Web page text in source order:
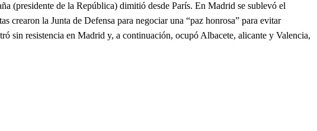
(presidente de la República) dimitió desde París. En Madrid se sublevó el
crearon la Junta de Defensa para negociar una “paz honrosa” para evitar
sin resistencia en Madrid y, a continuación, ocupó Albacete, alicante y Valencia,